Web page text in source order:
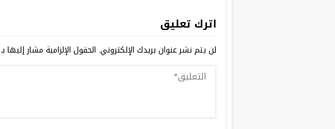
اترك تعليق
لن يتم نشر عنوان بريدك الإلكتروني. الحقول الإلزامية مشار إليها بـ